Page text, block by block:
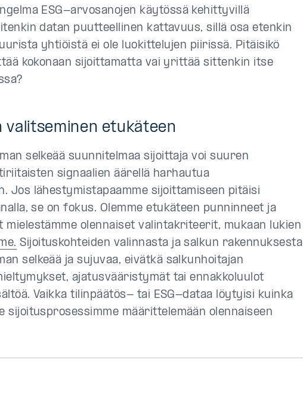
ESG-arvosanojen käytössä kehittyvillä
datan puutteellinen kattavuus, sillä osa etenkin
yhtiöistä ei ole luokittelujen piirissä. Pitäisikö
kokonaan sijoittamatta vai yrittää sittenkin itse
valitseminen etukäteen
selkeää suunnitelmaa sijoittaja voi suuren
signaalien äärellä harhautua
Jos lähestymistapaamme sijoittamiseen pitäisi
se on fokus. Olemme etukäteen punninneet ja
mielestämme olennaiset valintakriteerit, mukaan lukien
Sijoituskohteiden valinnasta ja salkun rakennuksesta
selkeää ja sujuvaa, eivätkä salkunhoitajan
ajatusvääristymät tai ennakkoluulot
Vaikka tilinpäätös- tai ESG-dataa löytyisi kuinka
sijoitusprosessimme määrittelemään olennaiseen